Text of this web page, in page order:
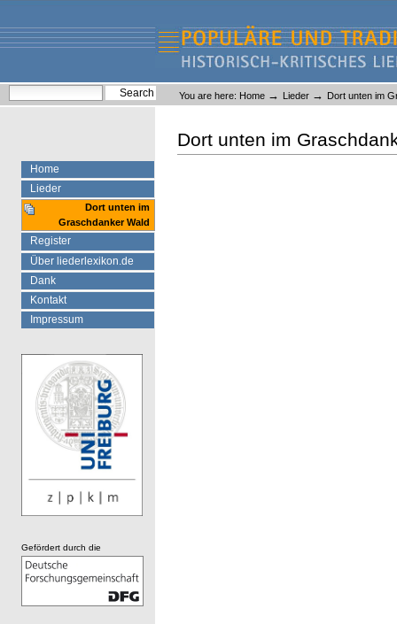
content.
navigation
Liederlexikon
Personal
tools
You are here: Home → Lieder → Dort unten im
Dort unten im
Home
Lieder
Dort unten im
Graschdanker Wald
Register
Über liederlexikon.de
Dank
Kontakt
Impressum
Gefördert durch die